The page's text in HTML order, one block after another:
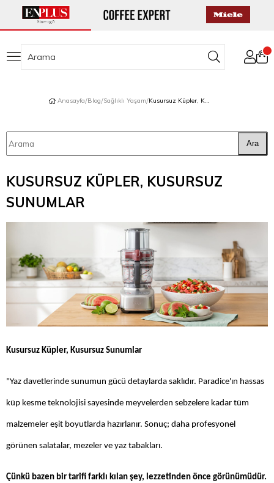
Anasayfa Blog Sağlıklı Yaşam Kusursuz Küpler, Kusursuz Sunumlar
Ara
KUSURSUZ KÜPLER, KUSURSUZ
SUNUMLAR
Kusursuz Küpler, Kusursuz Sunumlar
"Yaz davetlerinde sunumun gücü detaylarda saklıdır. Paradice'ın hassas
küp kesme teknolojisi sayesinde meyvelerden sebzelere kadar tüm
malzemeler eşit boyutlarda hazırlanır. Sonuç; daha profesyonel
görünen salatalar, mezeler ve yaz tabakları.
Çünkü bazen bir tarifi farklı kılan şey, lezzetinden önce görünümüdür.